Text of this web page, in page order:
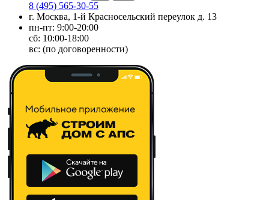
8 (495) 565-30-55
г. Москва, 1-й Красносельский переулок д. 13
пн-пт: 9:00-20:00
сб: 10:00-18:00
вс: (по договоренности)